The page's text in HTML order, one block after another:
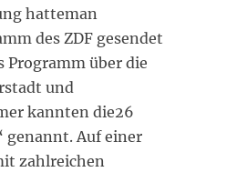
hatteman
des ZDF gesendet
Programm über die
und
kannten die26
genannt. Auf einer
zahlreichen